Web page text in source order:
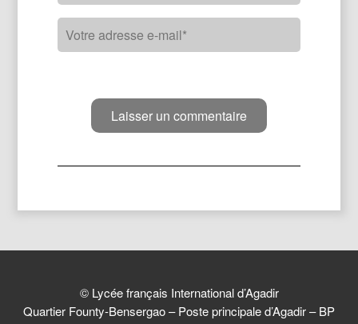
© Lycée français International d’Agadir
Quartier Founty-Bensergao – Poste principale d’Agadir – BP